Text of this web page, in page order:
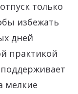
только
избежать
дней
практикой
мелкие